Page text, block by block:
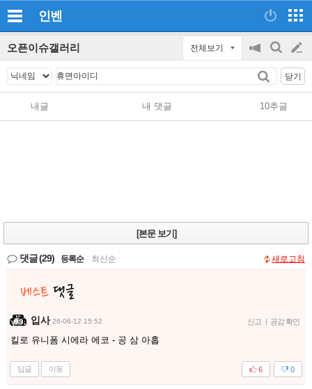
인벤
오픈이슈갤러리 전체보기
공
지
on/off
검
글
쓰
닫기
내글 내 댓글 10추글
[본문 보기]
댓글(29) 등록순 최신순 새로고침
입사 26-06-12 15:52 신고 | 공감 확인
킬로 유니폼 시에라 에코 - 공 삼 아홉
답글 이동 0
6